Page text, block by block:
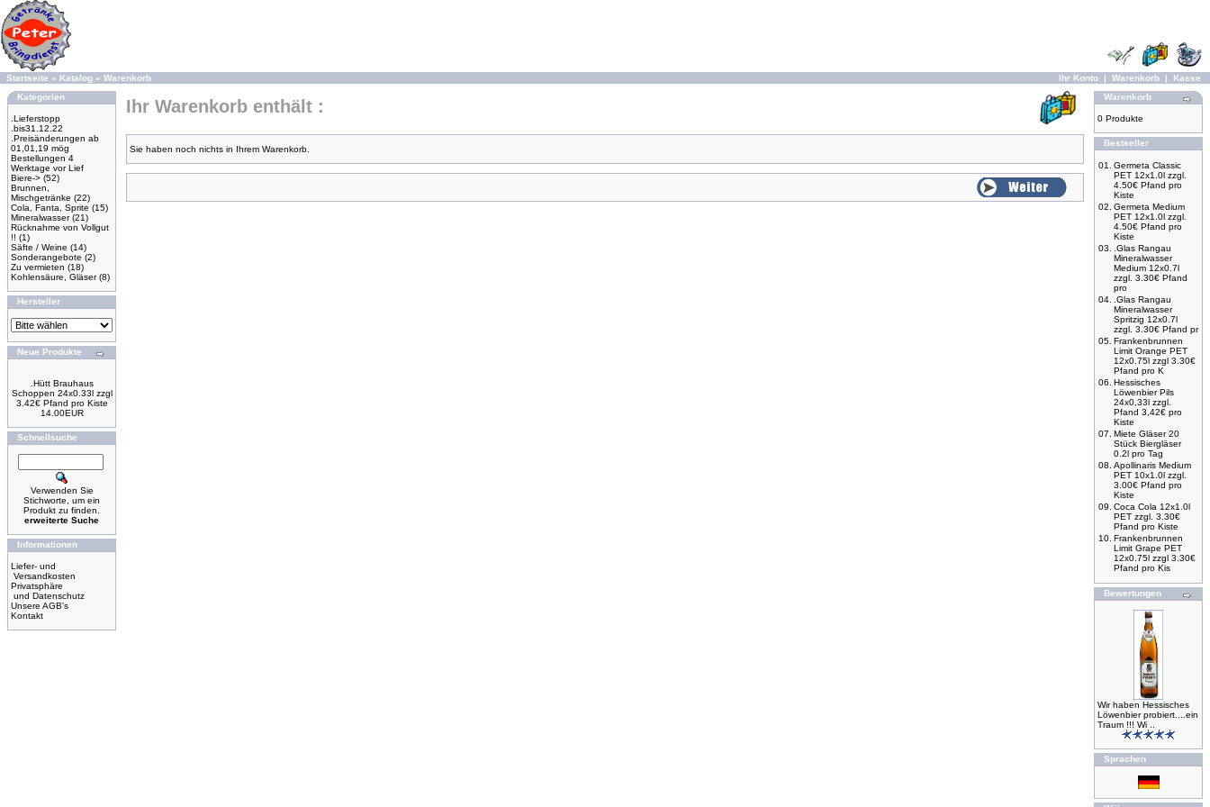
Startseite » Katalog » Warenkorb Ihr Konto | Warenkorb | Kasse
Kategorien
.Lieferstopp
.bis31.12.22
.Preisänderungen ab
01,01,19 mög
Bestellungen 4
Werktage vor Lief
Biere-> (52)
Brunnen,
Mischgetränke (22)
Cola, Fanta, Sprite (15)
Mineralwasser(21)
Rücknahme von Vollgut
!! (1)
Säfte / Weine (14)
Sonderangebote (2)
Zu vermieten (18)
Kohlensäure, Gläser(8)
Hersteller
Neue Produkte
.Hütt Brauhaus
Schoppen 24x0.33l zzgl
3.42€ Pfand pro Kiste
14.00EUR
Schnellsuche
Verwenden Sie
Stichworte, um ein
Produkt zu finden.
erweiterte Suche
Informationen
Liefer- und
Versandkosten
Privatsphäre
und Datenschutz
Unsere AGB's
Kontakt
Ihr Warenkorb enthält :
Sie haben noch nichts in Ihrem Warenkorb.
Warenkorb
0 Produkte
Bestseller
01.
Germeta Classic
PET 12x1.0l zzgl.
4.50€ Pfand pro
Kiste
02. Germeta Medium
PET 12x1.0l zzgl.
4.50€ Pfand pro
Kiste
03.
.Glas Rangau
Mineralwasser
Medium 12x0.7l
zzgl. 3.30€ Pfand
pro
04.
.Glas Rangau
Mineralwasser
Spritzig 12x0.7l
zzgl. 3.30€ Pfand pr
05. Frankenbrunnen
Limit Orange PET
12x0.75l zzgl 3.30€
Pfand pro K
06. Hessisches
Löwenbier Pils
24x0,33l zzgl.
Pfand 3,42€ pro
Kiste
07. Miete Gläser 20
Stück Biergläser
0.2l pro Tag
08. Apollinaris Medium
PET 10x1.0l zzgl.
3.00€ Pfand pro
Kiste
09. Coca Cola 12x1.0l
PET zzgl. 3.30€
Pfand pro Kiste
10. Frankenbrunnen
Limit Grape PET
12x0.75l zzgl 3.30€
Pfand pro Kis
Bewertungen
Wir haben Hessisches
Löwenbier probiert....ein
Traum !!! Wi ..
Sprachen